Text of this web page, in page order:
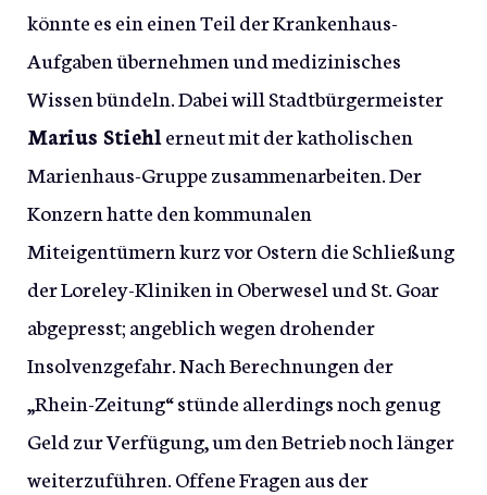
könnte es ein einen Teil der Krankenhaus-
Aufgaben übernehmen und medizinisches
Wissen bündeln. Dabei will Stadtbürgermeister
Marius Stiehlerneut mit der katholischen
Marienhaus-Gruppe zusammenarbeiten. Der
Konzern hatte den kommunalen
Miteigentümern kurz vor Ostern die Schließung
der Loreley-Kliniken in Oberwesel und St. Goar
abgepresst; angeblich wegen drohender
Insolvenzgefahr. Nach Berechnungen der
„Rhein-Zeitung“ stünde allerdings noch genug
Geld zur Verfügung, um den Betrieb noch länger
weiterzuführen. Offene Fragen aus der